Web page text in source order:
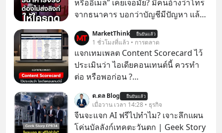
ต้องยกส้นเท้าขึ้น เพราะไม่สามารถนั่ง
หรืออีเมล” เคยเจอมั้ย? มีคนอ้างว่าโทร
จากธนาคาร บอกว่าบัญชีมีปัญหา แล้ว
ทันที มาฟัง “ป้าเก๋าเล่ากลโกง” เพื่อรู้ทัน
มุกหลอกลวงในคราบความน่าเชื่อถือ
กันค่ะ #แก้เกมกลโกง #ป้าเก๋าเล่ากล
โกง #LivesSustainably #อยู่อย่าง
#FraudEducation #FinancialLiteracy
#DigitalBankWithHumanTouch
MarketThink ยืนยันแล้ว
1 ชั่วโมงที่แล้ว • การตลาด
แจกเทมเพลต Content Scorecard ไว้
ประเมินว่า ไอเดียคอนเทนต์นี้ ควรทำ
ต่อ หรือพอก่อน ?
eets/d/1J0ZkTtNLjIWLZaxcK2dVL40i
MZl4127-t4nWawpiK5I/copy
ด.ดล Blog ยืนยันแล้ว
เมื่อวาน เวลา 14:28 • ธุรกิจ
จีนจะแจก AI ฟรีไปทำไม? เจาะลึกแผน
โค่นบัลลังก์เทคตะวันตก | Geek Story